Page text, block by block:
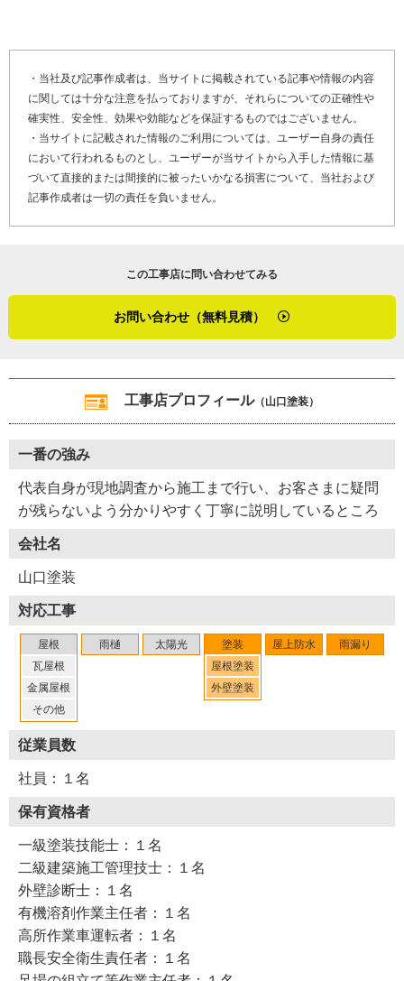
大阪府泉大津市の屋根塗装工事の特性は、潮風対策が必要
なこと。泉大津市は海が近いため、建物の鉄部は潮風の影
響で劣化しやすい傾向にあります。そういった地域は見積
りの段階で錆に強い材料を提案しているそうです。
最後に「やねいろは」をご覧になっている、雨漏りや屋根
の劣化でお困りのお客さま、そして屋根リフォームや屋根
になれたらと思っています。施工内容により保証書の発行
根塗装について疑問がありましたら何でも気軽にお問い合
住宅の塗り替えは数年から数１０年に１度のもの。「どこ
る工事店、それが山口塗装店だと感じた取材でした。
※１ カラーベスト・・・セメントを固めて塗装した板状
※2 コーキング・・・継ぎ目の隙間を埋める目地材
※３ プライマー・・・シリコン塗料用の下地材
根材と屋根材の隙間を保つための器具
（２０２３年７月取材）
・当社及び記事作成者は、当サイトに掲載されている記事や情報の内容
に関しては十分な注意を払っておりますが、それらについての正確性や
確実性、安全性、効果や効能などを保証するものではございません。
・当サイトに記載された情報のご利用については、ユーザー自身の責任
において行われるものとし、ユーザーが当サイトから入手した情報に基
づいて直接的または間接的に被ったいかなる損害について、当社および
記事作成者は一切の責任を負いません。
この工事店に問い合わせてみる
お問い合わせ（無料見積）
工事店プロフィール（山口塗装）
一番の強み
代表自身が現地調査から施工まで行い、お客さまに疑問
が残らないよう分かりやすく丁寧に説明しているところ
会社名
山口塗装
対応工事
屋根
瓦屋根
金属屋根
その他
雨樋 太陽光
塗装
屋根塗装
外壁塗装
屋上防水 雨漏り
従業員数
社員：１名
保有資格者
一級塗装技能士：１名
二級建築施工管理技士：１名
外壁診断士：１名
有機溶剤作業主任者：１名
高所作業車運転者：１名
職長安全衛生責任者：１名